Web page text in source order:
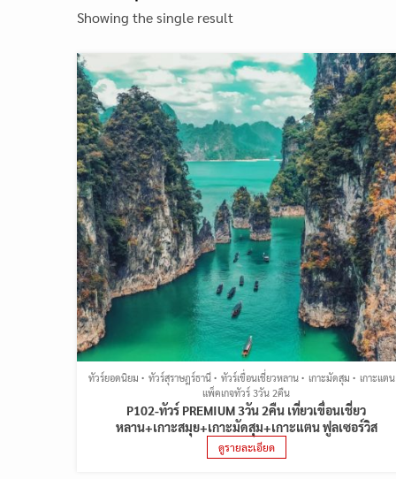
Showing the single result
ทัวร์ยอดนิยม ทัวร์สุราษฎร์ธานี ทัวร์เขื่อนเชี่ยวหลาน เกาะมัดสุม
เกาะแตน
แพ็คเกจทัวร์ 3วัน 2คืน
P102-ทัวร์ PREMIUM 3วัน 2คืน เที่ยวเขื่อนเชี่ยว
หลาน+เกาะสมุย+เกาะมัดสุม+เกาะแตน ฟูลเซอร์วิส
ดูรายละเอียด